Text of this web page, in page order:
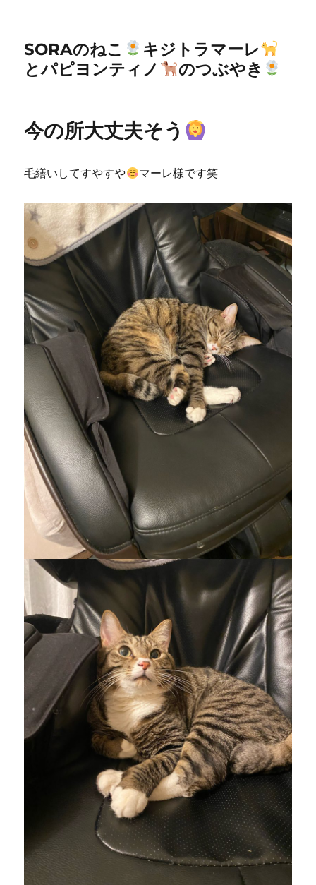
SORAのねこ
キジトラマーレ
とパピヨンティノ
のつぶやき
今の所大丈夫そう
毛繕いしてすやすや マーレ様です笑